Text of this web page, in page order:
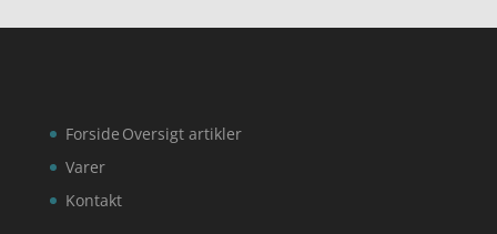
Forside
Varer
Kontakt
Oversigt artikler